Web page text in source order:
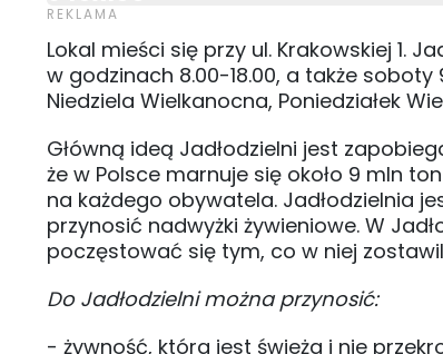
Lokal mieści się przy ul. Krakowskiej 1.
w godzinach 8.00-18.00, a także
Niedziela Wielkanocna, Poniedziałek
Główną ideą Jadłodzielni jest
że w Polsce marnuje się około 9 mln
na każdego obywatela. Jadłodzielnia
przynosić nadwyżki żywieniowe. W
poczęstować się tym, co w niej
Do Jadłodzielni można przynosić:
- żywność, która jest świeża i nie